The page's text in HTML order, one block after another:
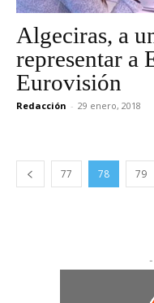
Algeciras, a
representar a
Eurovisión
Redacción - 29 enero, 2018
77 78 79
-